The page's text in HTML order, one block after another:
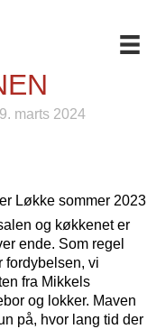
marts 2024
og køkkenet er
ende. Som regel
fordybelsen, vi
fra Mikkels
og lokker. Maven
på, hvor lang tid der